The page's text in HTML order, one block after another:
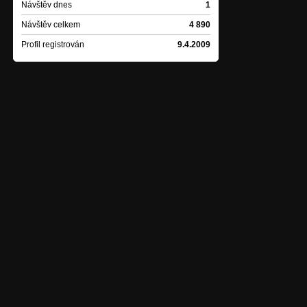
Návštěv dnes 1
Návštěv celkem 4 890
Profil registrován 9.4.2009